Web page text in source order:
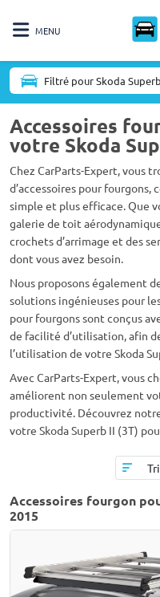
MENU
Filtré pour Skoda
Accessoires
votre Skoda
Chez CarParts-Expert, vous
d’accessoires pour
simple et plus efficace. Que
galerie de toit
crochets d’arrimage et des
dont vous avez besoin.
Nous proposons également
solutions ingénieuses pour
pour fourgons sont conçus
de facilité d’utilisation, afin
l’utilisation de votre Skoda
Avec CarParts-Expert, vous
améliorent non seulement
productivité. Découvrez
votre Skoda Superb II (3T)
Accessoires fourgon
2015